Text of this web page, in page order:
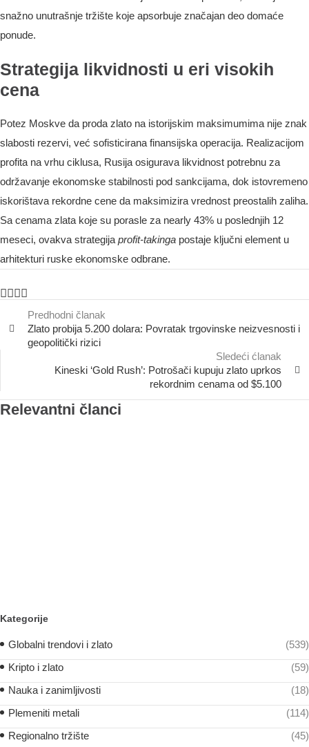
snažno unutrašnje tržište koje apsorbuje značajan deo domaće
ponude.
Strategija likvidnosti u eri visokih
cena
Potez Moskve da proda zlato na istorijskim maksimumima nije znak
slabosti rezervi, već sofisticirana finansijska operacija. Realizacijom
profita na vrhu ciklusa, Rusija osigurava likvidnost potrebnu za
održavanje ekonomske stabilnosti pod sankcijama, dok istovremeno
iskorištava rekordne cene da maksimizira vrednost preostalih zaliha.
Sa cenama zlata koje su porasle za nearly 43% u poslednjih 12
meseci, ovakva strategija profit-takinga postaje ključni element u
arhitekturi ruske ekonomske odbrane.
Predhodni članak
Zlato probija 5.200 dolara: Povratak trgovinske neizvesnosti i
geopolitički rizici
Sledeći ćlanak
Kineski ‘Gold Rush’: Potrošači kupuju zlato uprkos
rekordnim cenama od $5.100
Relevantni članci
Kategorije
Globalni trendovi i zlato
(539)
Kripto i zlato
(59)
Nauka i zanimljivosti
(18)
Plemeniti metali
(114)
Regionalno tržište
(45)